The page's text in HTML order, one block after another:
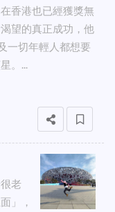
香港也已經獲獎無
望的真正成功，他
一切年輕人都想要
。...
老
」，